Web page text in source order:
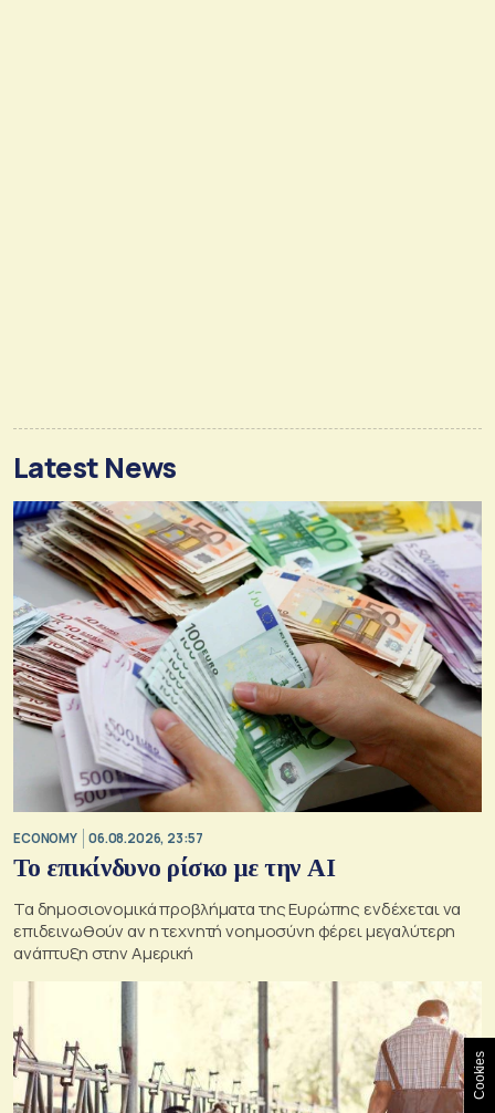
Latest News
ECONOMY 06.08.2026, 23:57
Το επικίνδυνο ρίσκο με την ΑΙ
Τα δημοσιονομικά προβλήματα της Ευρώπης ενδέχεται να
επιδεινωθούν αν η τεχνητή νοημοσύνη φέρει μεγαλύτερη
ανάπτυξη στην Αμερική
Cookies